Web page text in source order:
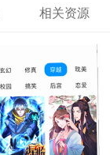
相关资源